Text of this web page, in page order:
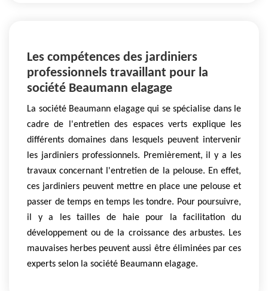
Les compétences des jardiniers
professionnels travaillant pour la
société Beaumann elagage
La société Beaumann elagage qui se spécialise dans le
cadre de l'entretien des espaces verts explique les
différents domaines dans lesquels peuvent intervenir
les jardiniers professionnels. Premièrement, il y a les
travaux concernant l'entretien de la pelouse. En effet,
ces jardiniers peuvent mettre en place une pelouse et
passer de temps en temps les tondre. Pour poursuivre,
il y a les tailles de haie pour la facilitation du
développement ou de la croissance des arbustes. Les
mauvaises herbes peuvent aussi être éliminées par ces
experts selon la société Beaumann elagage.